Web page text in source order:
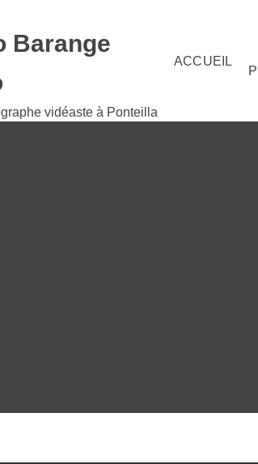
Barange
vidéaste à Ponteilla
ACCUEIL